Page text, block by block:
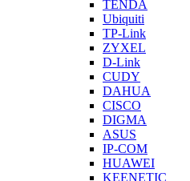
TENDA
Ubiquiti
TP-Link
ZYXEL
D-Link
CUDY
DAHUA
CISCO
DIGMA
ASUS
IP-COM
HUAWEI
KEENETIC